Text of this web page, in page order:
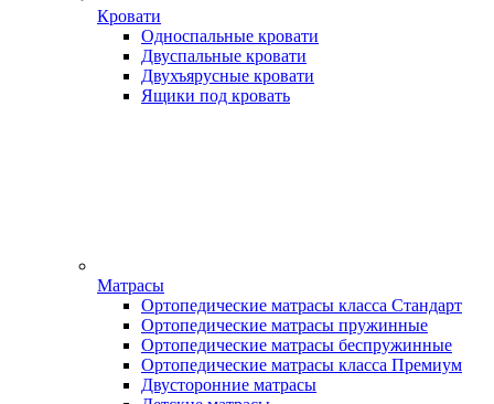
Кровати
Односпальные кровати
Двуспальные кровати
Двухъярусные кровати
Ящики под кровать
Матрасы
Ортопедические матрасы класса Стандарт
Ортопедические матрасы пружинные
Ортопедические матрасы беспружинные
Ортопедические матрасы класса Премиум
Двусторонние матрасы